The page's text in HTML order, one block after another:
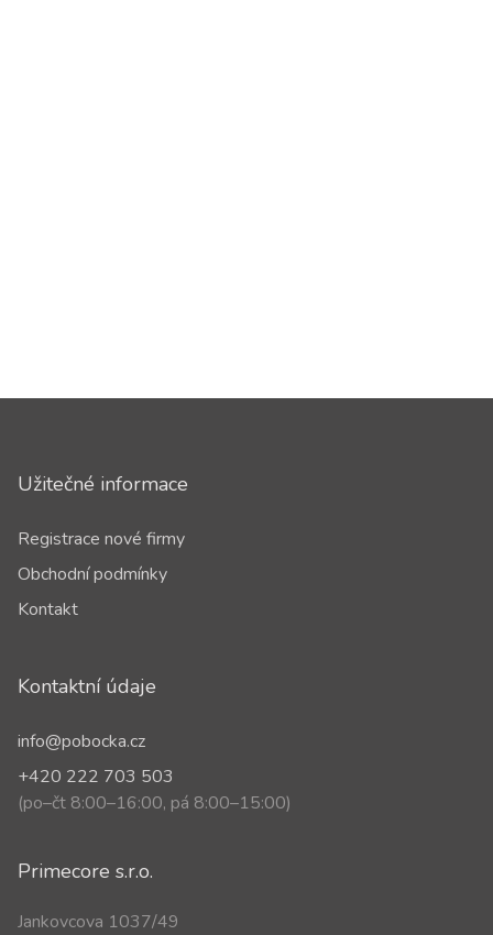
Užitečné informace
Registrace nové firmy
Obchodní podmínky
Kontakt
Kontaktní údaje
info@pobocka.cz
+420 222 703 503
(po–čt 8:00–16:00, pá 8:00–15:00)
Primecore s.r.o.
Jankovcova 1037/49